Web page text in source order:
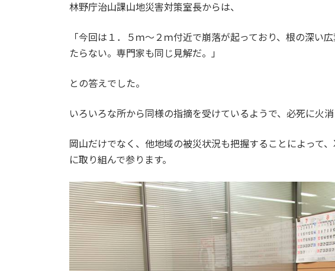
林野庁治山課山地災害対策室長からは、
「今回は１．５ｍ～２ｍ付近で崩落が起っており、根の深い
たらない。専門家も同じ見解だ。」
との答えでした。
いろいろな所から同様の指摘を受けているようで、必死に火
岡山だけでなく、他地域の被災状況も把握することによって
に取り組んで参ります。